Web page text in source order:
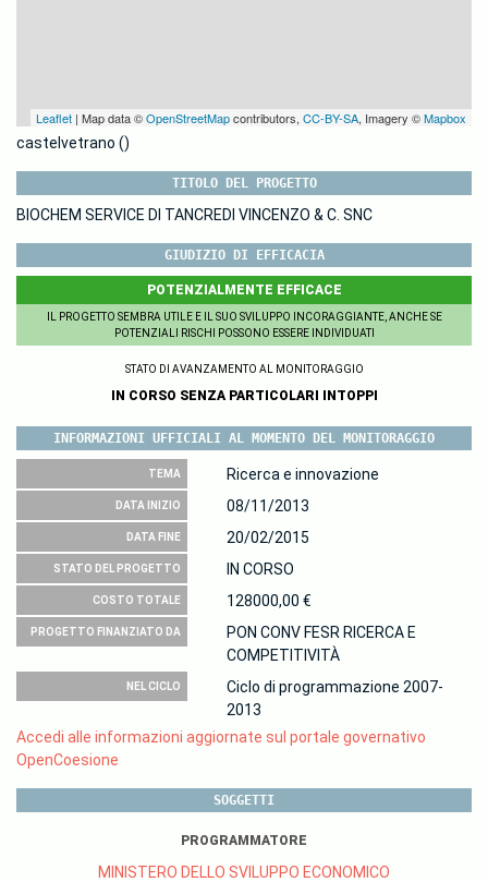
Leaflet | Map data ©OpenStreetMapcontributors, CC-BY-SA, Imagery ©Mapbox
castelvetrano ()
TITOLO DEL PROGETTO
BIOCHEM SERVICE DI TANCREDI VINCENZO & C. SNC
GIUDIZIO DI EFFICACIA
POTENZIALMENTE EFFICACE
IL PROGETTO SEMBRA UTILE E IL SUO SVILUPPO INCORAGGIANTE, ANCHE SE
POTENZIALI RISCHI POSSONO ESSERE INDIVIDUATI
STATO DI AVANZAMENTO AL MONITORAGGIO
IN CORSO SENZA PARTICOLARI INTOPPI
INFORMAZIONI UFFICIALI AL MOMENTO DEL MONITORAGGIO
TEMA Ricerca e innovazione
DATA INIZIO 08/11/2013
DATA FINE 20/02/2015
STATO DEL PROGETTO IN CORSO
COSTO TOTALE 128000,00 €
PROGETTO FINANZIATO DA
PON CONV FESR RICERCA E
COMPETITIVITÀ
NEL CICLO
Ciclo di programmazione 2007-
2013
Accedi alle informazioni aggiornate sul portale governativo
OpenCoesione
SOGGETTI
PROGRAMMATORE
MINISTERO DELLO SVILUPPO ECONOMICO